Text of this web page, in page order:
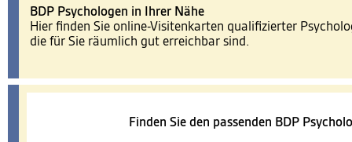
BDP Psychologen in Ihrer Nähe
Hier finden Sie online-Visitenkarten qualifizierter
die für Sie räumlich gut erreichbar sind.
Finden Sie den passenden BDP